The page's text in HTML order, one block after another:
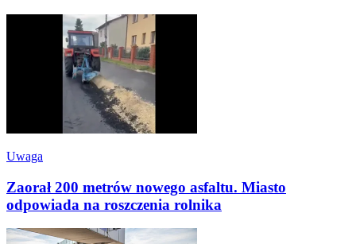
Uwaga
Zaorał 200 metrów nowego asfaltu. Miasto
odpowiada na roszczenia rolnika